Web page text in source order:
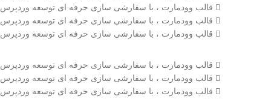
قالب وودمارت ، با سفارشی سازی حرفه ای توسعه وردپرس
قالب وودمارت ، با سفارشی سازی حرفه ای توسعه وردپرس
قالب وودمارت ، با سفارشی سازی حرفه ای توسعه وردپرس
قالب وودمارت ، با سفارشی سازی حرفه ای توسعه وردپرس
قالب وودمارت ، با سفارشی سازی حرفه ای توسعه وردپرس
قالب وودمارت ، با سفارشی سازی حرفه ای توسعه وردپرس